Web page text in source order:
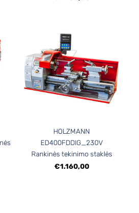
HOLZMANN
ED400FDDIG_230V
Rankinės tekinimo staklės
€1.160,00